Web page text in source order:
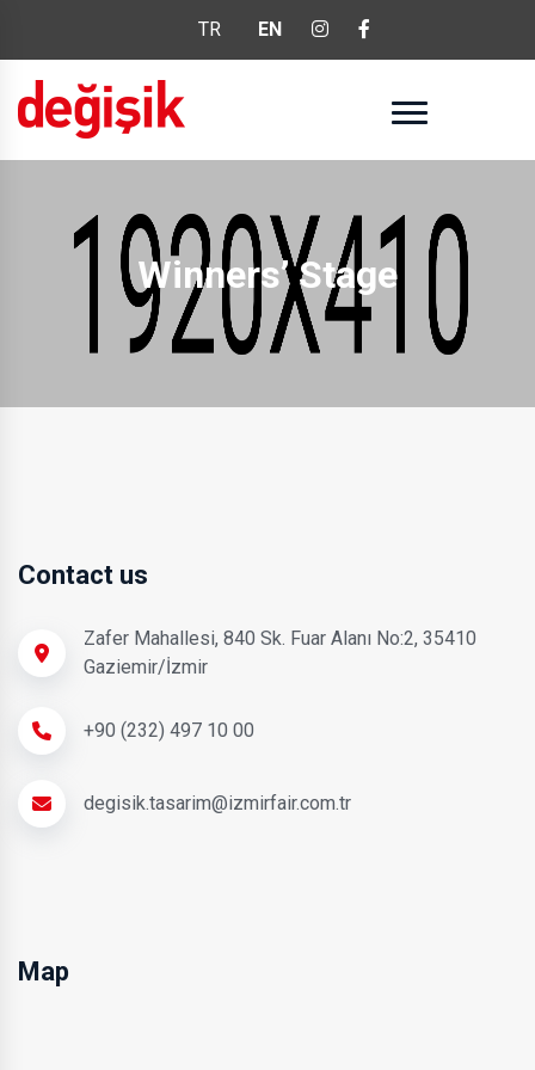
TR EN
Winners’ Stage
Contact us
Zafer Mahallesi, 840 Sk. Fuar Alanı No:2, 35410
Gaziemir/İzmir
+90 (232) 497 10 00
degisik.tasarim@izmirfair.com.tr
Map